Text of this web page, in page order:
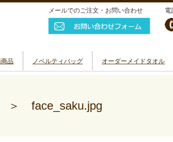
メールでのご注文・お問い合わせ 電
品 ノベルティバッグ オーダーメイドタオル
＞ face_saku.jpg